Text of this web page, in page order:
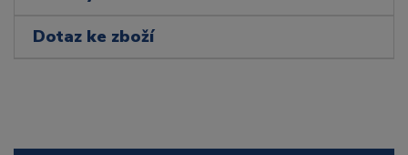
Dotaz ke zboží